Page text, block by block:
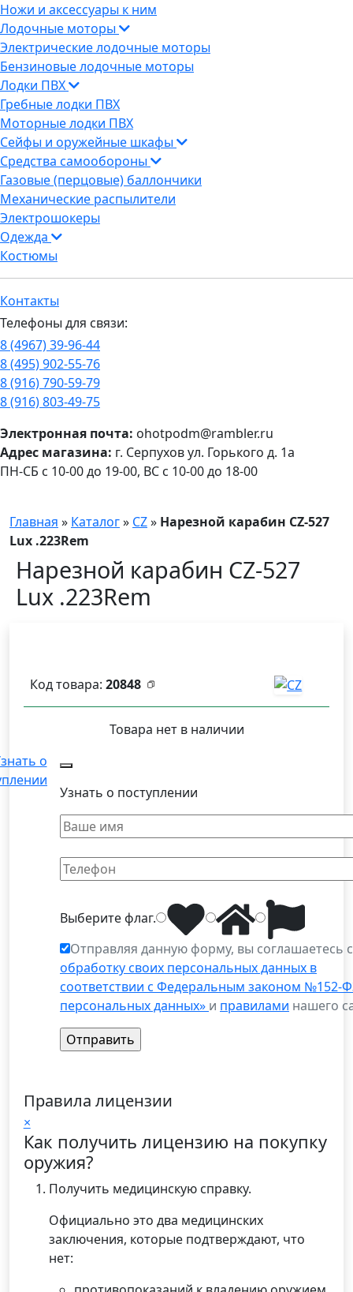
Ножи и аксессуары к ним
Лодочные моторы
Электрические лодочные моторы
Бензиновые лодочные моторы
Лодки ПВХ
Гребные лодки ПВХ
Моторные лодки ПВХ
Сейфы и оружейные шкафы
Средства самообороны
Газовые (перцовые) баллончики
Механические распылители
Электрошокеры
Одежда
Костюмы
Контакты
Телефоны для связи:
8 (4967) 39-96-44
8 (495) 902-55-76
8 (916) 790-59-79
8 (916) 803-49-75
ПН-СБ с 10-00 до 19-00, ВС с 10-00 до 18-00
Электронная почта: ohotpodm@rambler.ru
Адрес магазина: г. Серпухов ул. Горького д. 1а
Главная » Каталог» CZ» Нарезной карабин CZ-527
Lux .223Rem
Нарезной карабин CZ-527
Lux .223Rem
Код товара: 20848
Товара нет в наличии
о
Узнать о поступлении
Выберитефлаг.
Отправляя данную форму, вы соглашаетесь
обработку своих персональных данных в
соответствии с Федеральным законом №152-
персональных данных» и правилами нашего
Правила лицензии
×
Как получить лицензию на покупку
оружия?
Получить медицинскую справку.
Официально это два медицинских
заключения, которые подтверждают, что
нет: